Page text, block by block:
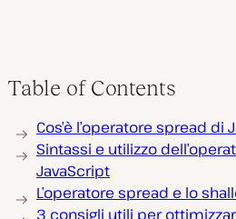
Table of Contents
Cos’è l’operatore spread di
Sintassi e utilizzo
JavaScript
L’operatore spread e lo
3 consigli utili per